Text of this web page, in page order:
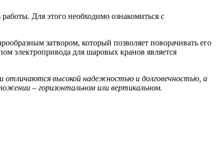
Для этого необходимо ознакомиться с
затвором, который позволяет поворачивать его
электропривода для шаровых кранов является
отличаются высокой надежностью и долговечностью, а
– горизонтальном или вертикальном.